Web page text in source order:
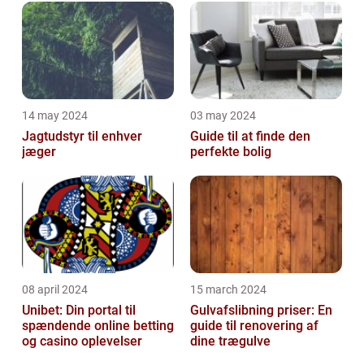
eller virksomhed
14 may 2024
Jagtudstyr til enhver
jæger
03 may 2024
Guide til at finde den
perfekte bolig
08 april 2024
Unibet: Din portal til
spændende online betting
og casino oplevelser
15 march 2024
Gulvafslibning priser: En
guide til renovering af
dine trægulve